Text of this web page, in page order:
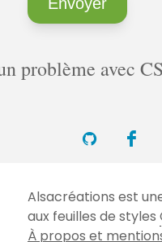
problème avec
Alsacréations est
aux feuilles de styles
À propos et